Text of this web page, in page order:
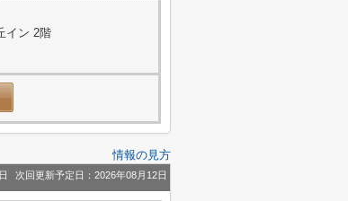
イン 2階
情報の見方
次回更新予定日：2026年08月12日